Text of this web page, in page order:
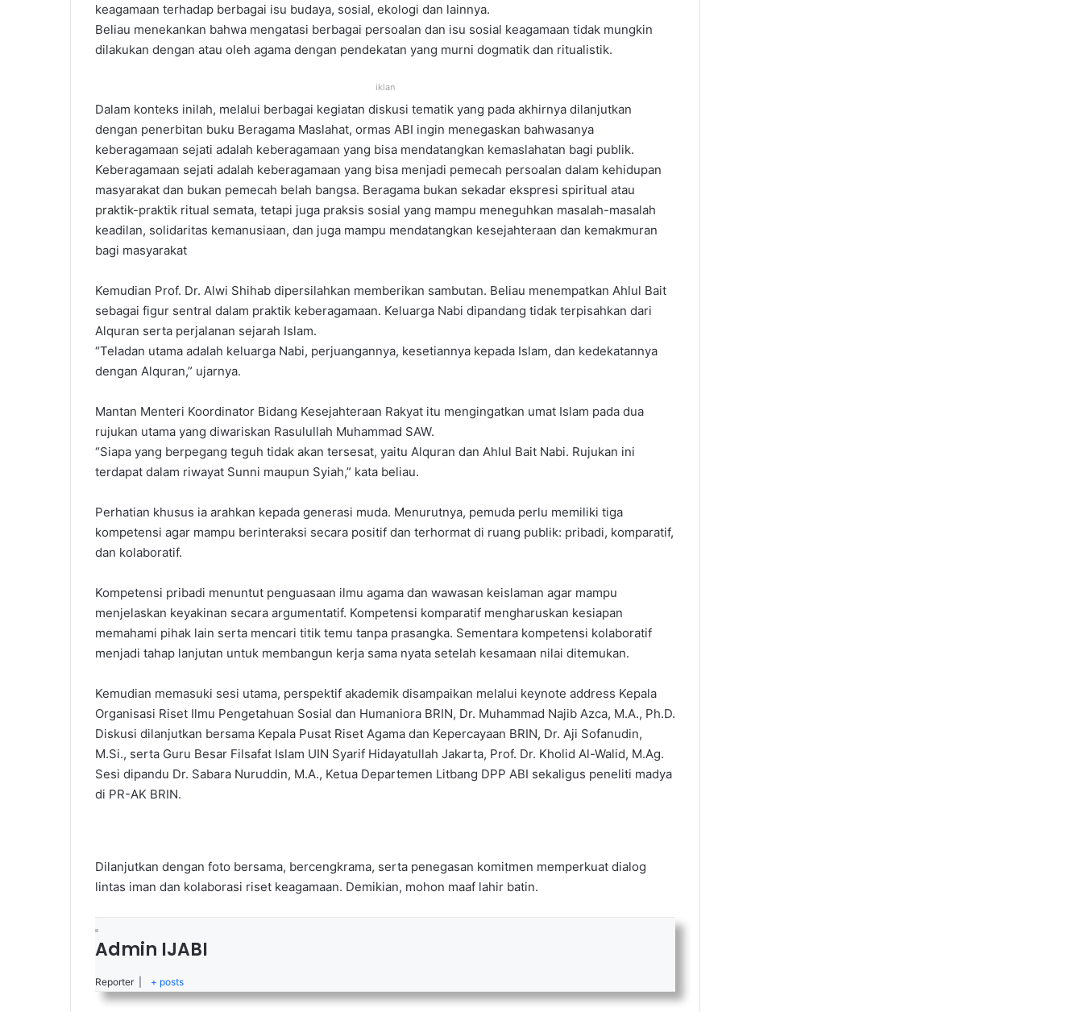
keagamaan terhadap berbagai isu budaya, sosial, ekologi dan lainnya.
Beliau menekankan bahwa mengatasi berbagai persoalan dan isu sosial keagamaan tidak mungkin
dilakukan dengan atau oleh agama dengan pendekatan yang murni dogmatik dan ritualistik.
iklan
Dalam konteks inilah, melalui berbagai kegiatan diskusi tematik yang pada akhirnya dilanjutkan
dengan penerbitan buku Beragama Maslahat, ormas ABI ingin menegaskan bahwasanya
keberagamaan sejati adalah keberagamaan yang bisa mendatangkan kemaslahatan bagi publik.
Keberagamaan sejati adalah keberagamaan yang bisa menjadi pemecah persoalan dalam kehidupan
masyarakat dan bukan pemecah belah bangsa. Beragama bukan sekadar ekspresi spiritual atau
praktik-praktik ritual semata, tetapi juga praksis sosial yang mampu meneguhkan masalah-masalah
keadilan, solidaritas kemanusiaan, dan juga mampu mendatangkan kesejahteraan dan kemakmuran
bagi masyarakat
Kemudian Prof. Dr. Alwi Shihab dipersilahkan memberikan sambutan. Beliau menempatkan Ahlul Bait
sebagai figur sentral dalam praktik keberagamaan. Keluarga Nabi dipandang tidak terpisahkan dari
Alquran serta perjalanan sejarah Islam.
“Teladan utama adalah keluarga Nabi, perjuangannya, kesetiannya kepada Islam, dan kedekatannya
dengan Alquran,” ujarnya.
Mantan Menteri Koordinator Bidang Kesejahteraan Rakyat itu mengingatkan umat Islam pada dua
rujukan utama yang diwariskan Rasulullah Muhammad SAW.
“Siapa yang berpegang teguh tidak akan tersesat, yaitu Alquran dan Ahlul Bait Nabi. Rujukan ini
terdapat dalam riwayat Sunni maupun Syiah,” kata beliau.
Perhatian khusus ia arahkan kepada generasi muda. Menurutnya, pemuda perlu memiliki tiga
kompetensi agar mampu berinteraksi secara positif dan terhormat di ruang publik: pribadi, komparatif,
dan kolaboratif.
Kompetensi pribadi menuntut penguasaan ilmu agama dan wawasan keislaman agar mampu
menjelaskan keyakinan secara argumentatif. Kompetensi komparatif mengharuskan kesiapan
memahami pihak lain serta mencari titik temu tanpa prasangka. Sementara kompetensi kolaboratif
menjadi tahap lanjutan untuk membangun kerja sama nyata setelah kesamaan nilai ditemukan.
Kemudian memasuki sesi utama, perspektif akademik disampaikan melalui keynote address Kepala
Organisasi Riset Ilmu Pengetahuan Sosial dan Humaniora BRIN, Dr. Muhammad Najib Azca, M.A., Ph.D.
Diskusi dilanjutkan bersama Kepala Pusat Riset Agama dan Kepercayaan BRIN, Dr. Aji Sofanudin,
M.Si., serta Guru Besar Filsafat Islam UIN Syarif Hidayatullah Jakarta, Prof. Dr. Kholid Al-Walid, M.Ag.
Sesi dipandu Dr. Sabara Nuruddin, M.A., Ketua Departemen Litbang DPP ABI sekaligus peneliti madya
di PR-AK BRIN.
Dilanjutkan dengan foto bersama, bercengkrama, serta penegasan komitmen memperkuat dialog
lintas iman dan kolaborasi riset keagamaan. Demikian, mohon maaf lahir batin.
Admin IJABI
Reporter + posts